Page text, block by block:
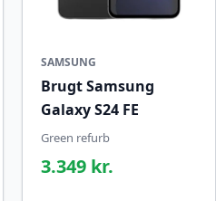
SAMSUNG
Brugt Samsung
Galaxy S24 FE
Green refurb
3.349 kr.